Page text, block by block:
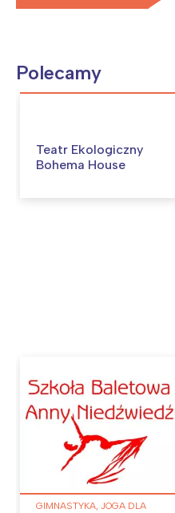
Polecamy
Teatr Ekologiczny
Bohema House
GIMNASTYKA, JOGA DLA
Interesują
tego